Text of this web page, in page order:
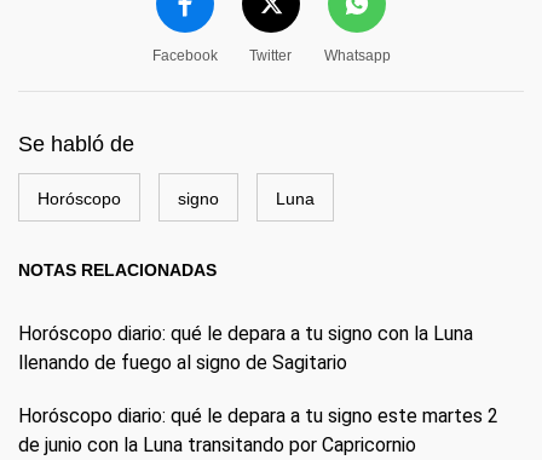
Facebook Twitter Whatsapp
Se habló de
Horóscopo signo Luna
NOTAS RELACIONADAS
Horóscopo diario: qué le depara a tu signo con la Luna
llenando de fuego al signo de Sagitario
Horóscopo diario: qué le depara a tu signo este martes 2
de junio con la Luna transitando por Capricornio